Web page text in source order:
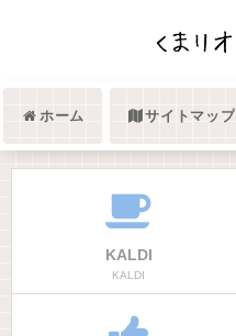
ホーム サイトマップ
KALDI
KALDI